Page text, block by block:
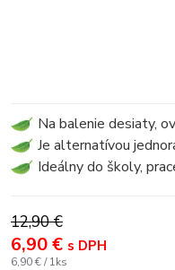
6,90 € s DPH
12,90 €
6,90 € / 1ks
Na balenie desiaty,
Je alternatívou
Ideálny do školy,